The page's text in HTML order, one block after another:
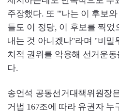
주장했다. 또 "'나는 이 후보
들도 이 정당, 이 후보를 찍었
내는 것 아니겠나"라며 "비밀
치적 권위를 악용해 선거운
다.
송언석 공동선거대책위원장
거법 167조에 따라 유권자 누